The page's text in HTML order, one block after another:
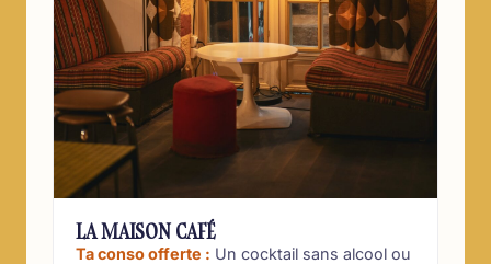
LA MAISON CAFÉ
Ta conso offerte : Un cocktail sans alcool ou